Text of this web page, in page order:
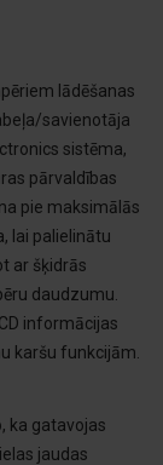
lādēšanas
savienotāja
sistēma,
pārvaldības
pie maksimālās
lai palielinātu
ar šķidrās
daudzumu.
informācijas
karšu funkcijām.
ka gatavojas
jaudas